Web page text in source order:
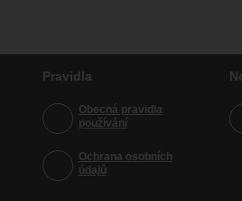
Pravidla
Obecná pravidla
používání
Ochrana osobních
údajů